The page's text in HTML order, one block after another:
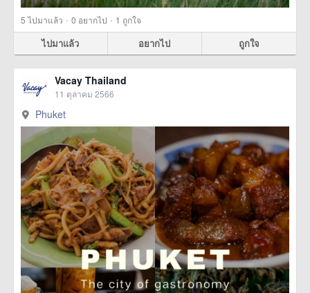
5ไปมาแล้ว · 0 อยากไป · 1 ถูกใจ
ไปมาแล้ว อยากไป ถูกใจ
Vacay Thailand
11 ตุลาคม 2566
Phuket